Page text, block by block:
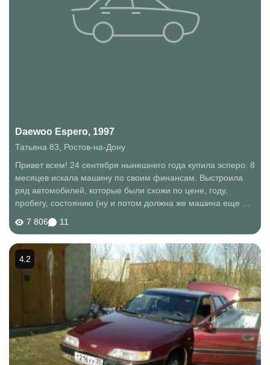
Daewoo Espero, 1997
Татьяна 83
Ростов-на-Дону
Привет всем! 24 сентября нынешнего года купила эсперо. 8
месяцев искала машину по своим финансам. Выстроила
ряд автомобилей, которые были схожи по цене, году,
пробегу, состоянию (ну и потом должна же машина еще и
определила для себя, что...
7 806 11
4.2